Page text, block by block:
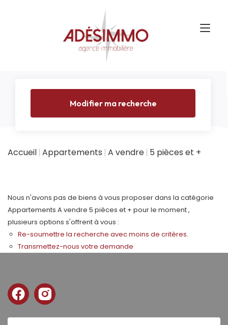
Modifier ma recherche
Accueil Appartements A vendre 5 pièces et +
Nous n'avons pas de biens à vous proposer dans la catégorie
Appartements A vendre 5 pièces et + pour le moment ,
plusieurs options s'offrent à vous :
Re-soumettre la recherche avec moins de critères.
Transmettez-nous votre demande